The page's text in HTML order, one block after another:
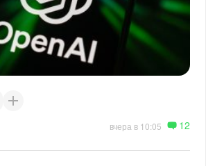
вчера в 10:05 12